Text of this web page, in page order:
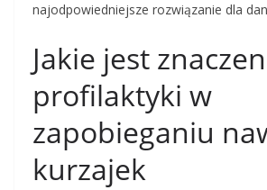
najodpowiedniejsze rozwiązanie dla
Jakie jest
profilaktyki w
zapobieganiu
kurzajek